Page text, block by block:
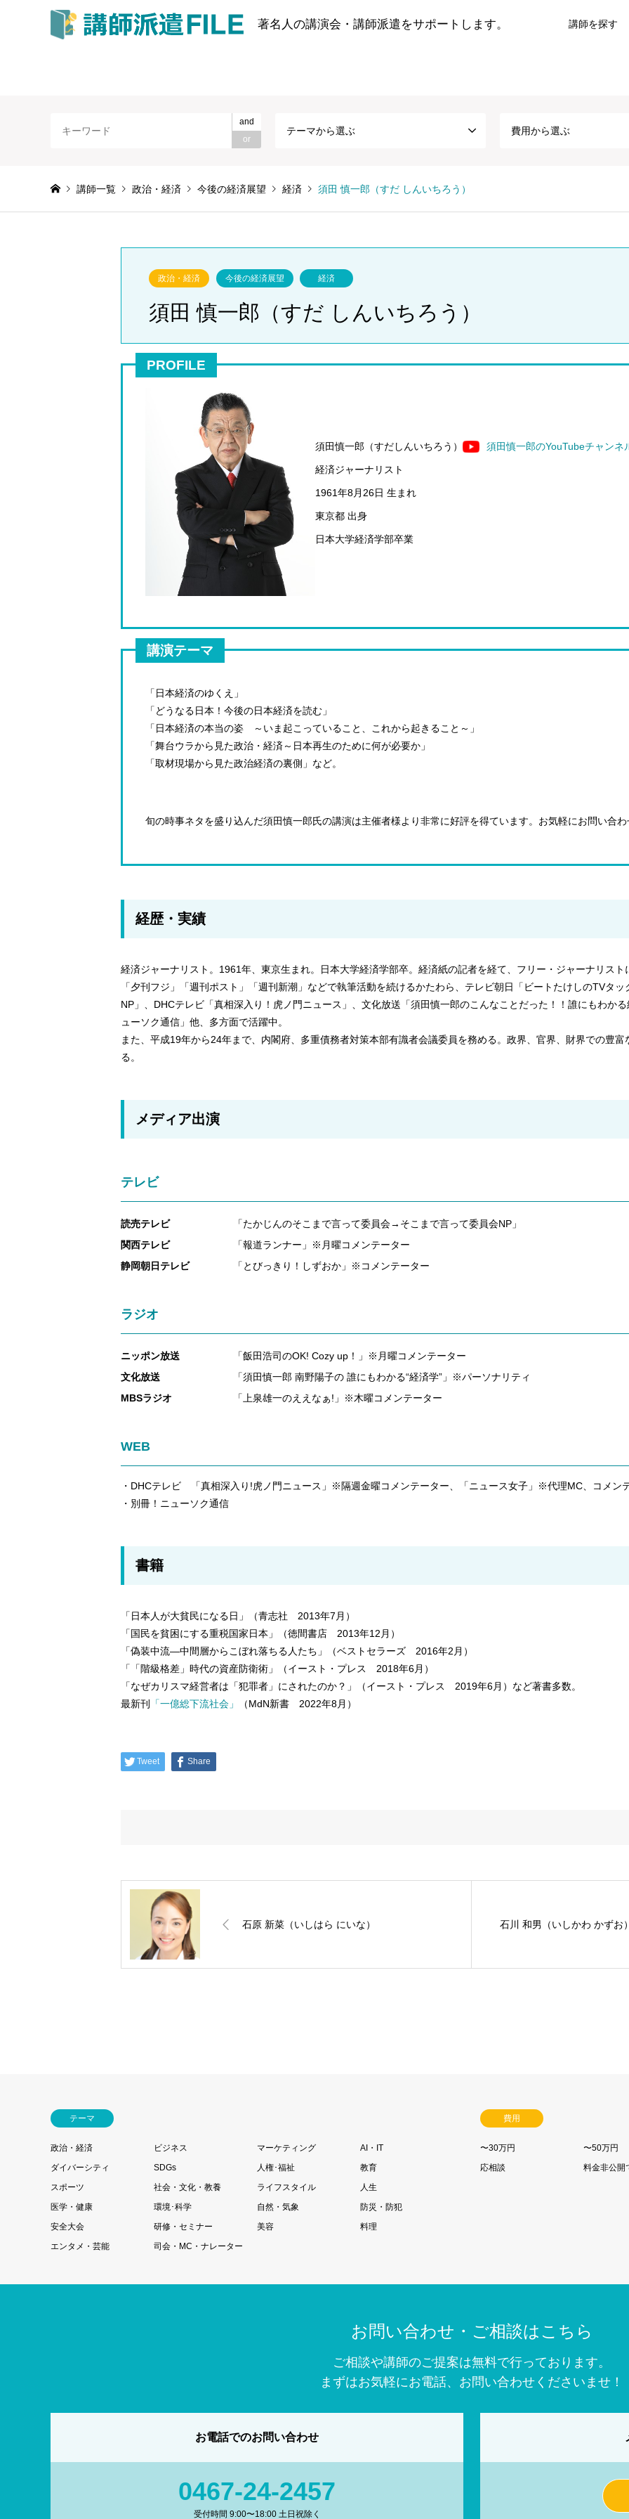
著名人の講演会・講師派遣をサポートします。 講師を探す
and
or
テーマから選ぶ 費用から選ぶ
講師一覧 政治・経済 今後の経済展望 経済 須田 慎一郎（すだ しんいちろう）
政治・経済 今後の経済展望 経済
須田 慎一郎（すだ しんいちろう）
PROFILE
須田慎一郎（すだしんいちろう）
経済ジャーナリスト
1961年8月26日 生まれ
東京都 出身
日本大学経済学部卒業
須田慎一郎のYouTubeチャンネ
講演テーマ
「日本経済のゆくえ」
「どうなる日本！今後の日本経済を読む」
「日本経済の本当の姿 ～いま起こっていること、これから起きること～」
「舞台ウラから見た政治・経済～日本再生のために何が必要か」
「取材現場から見た政治経済の裏側」など。
旬の時事ネタを盛り込んだ須田慎一郎氏の講演は主催者様より非常に好評を得ています。お気軽にお問い合
経歴・実績
経済ジャーナリスト。1961年、東京生まれ。日本大学経済学部卒。経済紙の記者を経て、フリー・ジャーナリスト
「夕刊フジ」「週刊ポスト」「週刊新潮」などで執筆活動を続けるかたわら、テレビ朝日「ビートたけしのTVタ
NP」、DHCテレビ「真相深入り！虎ノ門ニュース」、文化放送「須田慎一郎のこんなことだった！！誰にもわか
ューソク通信」他、多方面で活躍中。
また、平成19年から24年まで、内閣府、多重債務者対策本部有識者会議委員を務める。政界、官界、財界での豊
る。
メディア出演
テレビ
読売テレビ
「たかじんのそこまで言って委員会→そこまで言って委員会NP」
関西テレビ
「報道ランナー」※月曜コメンテーター
静岡朝日テレビ
「とびっきり！しずおか」※コメンテーター
ラジオ
ニッポン放送
「飯田浩司のOK! Cozy up！」※月曜コメンテーター
文化放送
「須田慎一郎 南野陽子の 誰にもわかる“経済学”」※パーソナリティ
MBSラジオ
「上泉雄一のええなぁ!」※木曜コメンテーター
WEB
・DHCテレビ 「真相深入り!虎ノ門ニュース」※隔週金曜コメンテーター、「ニュース女子」※代理MC、コメン
・別冊！ニューソク通信
書籍
「日本人が大貧民になる日」（青志社 2013年7月）
「国民を貧困にする重税国家日本」（徳間書店 2013年12月）
「偽装中流―中間層からこぼれ落ちる人たち」（ベストセラーズ 2016年2月）
「「階級格差」時代の資産防衛術」（イースト・プレス 2018年6月）
「なぜカリスマ経営者は「犯罪者」にされたのか？」（イースト・プレス 2019年6月）など著書多数。
最新刊 「一億総下流社会」 （MdN新書 2022年8月）
Tweet Share
石原 新菜（いしはら にいな） 石川 和男（いしかわ かずお
テーマ
政治・経済 ビジネス マーケティング
AI・IT
ダイバーシティ
SDGs 人権･福祉
教育
スポーツ
社会・文化・教養 ライフスタイル
人生
医学・健康
環境･科学 自然・気象
防災・防犯
安全大会
研修・セミナー 美容
料理
エンタメ・芸能
司会・MC・ナレーター
費用
〜30万円
〜50万円
応相談
料金非公開
お問い合わせ・ご相談はこちら
ご相談や講師のご提案は無料で行っております。
まずはお気軽にお電話、お問い合わせくださいませ！
お電話でのお問い合わせ
0467-24-2457
受付時間 9:00〜18:00 土日祝除く